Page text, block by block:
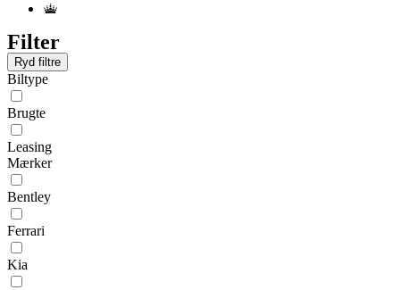
Filter
Ryd filtre
Biltype
Brugte
Leasing
Mærker
Bentley
Ferrari
Kia